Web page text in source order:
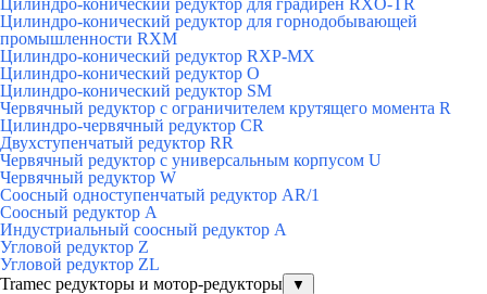
Цилиндро-конический редуктор для градирен RXO-TR
Цилиндро-конический редуктор для горнодобывающей
промышленности RXМ
Цилиндро-конический редуктор RXP-MX
Цилиндро-конический редуктор О
Цилиндро-конический редуктор SM
Червячный редуктор с ограничителем крутящего момента R
Цилиндро-червячный редуктор СR
Двухступенчатый редуктор RR
Червячный редуктор с универсальным корпусом U
Червячный редуктор W
Соосный одноступенчатый редуктор AR/1
Соосный редуктор А
Индустриальный соосный редуктор А
Угловой редуктор Z
Угловой редуктор ZL
Tramec редукторы и мотор-редукторы
▼